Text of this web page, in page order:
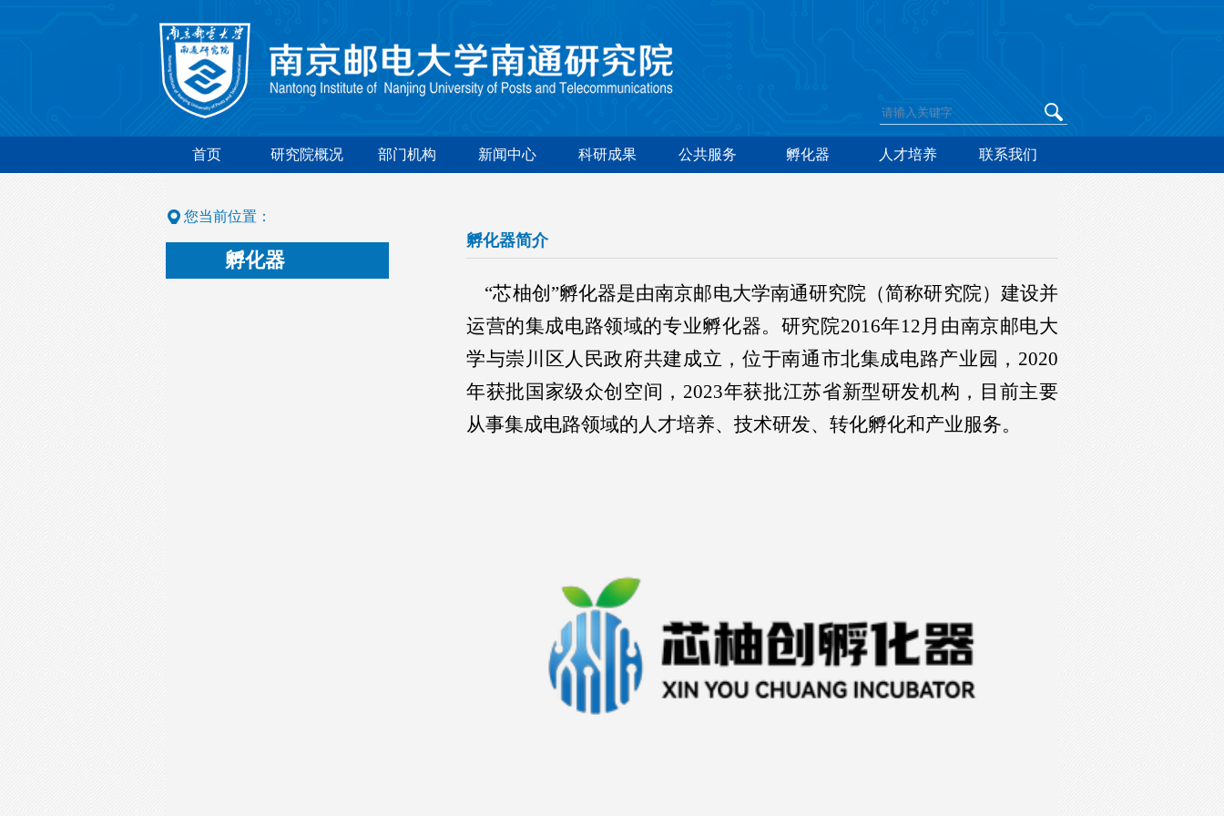
首页 研究院概况 部门机构 新闻中心 科研成果 公共服务 孵化器 人才培养 联系我们
您当前位置：
孵化器
孵化器简介
“芯柚创”孵化器是由南京邮电大学南通研究院（简称研究院）建设并
运营的集成电路领域的专业孵化器。研究院2016年12月由南京邮电大
学与崇川区人民政府共建成立，位于南通市北集成电路产业园，2020
年获批国家级众创空间，2023年获批江苏省新型研发机构，目前主要
从事集成电路领域的人才培养、技术研发、转化孵化和产业服务。